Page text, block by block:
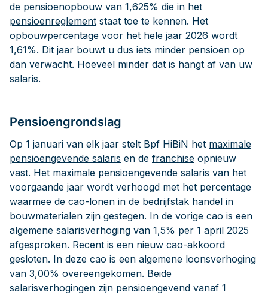
de pensioenopbouw van 1,625% die in het
pensioenreglement staat toe te kennen. Het
opbouwpercentage voor het hele jaar 2026 wordt
1,61%. Dit jaar bouwt u dus iets minder pensioen op
dan verwacht. Hoeveel minder dat is hangt af van uw
salaris.
Pensioengrondslag
Op 1 januari van elk jaar stelt Bpf HiBiN het maximale
pensioengevende salaris en de franchise opnieuw
vast. Het maximale pensioengevende salaris van het
voorgaande jaar wordt verhoogd met het percentage
waarmee de cao-lonen in de bedrijfstak handel in
bouwmaterialen zijn gestegen. In de vorige cao is een
algemene salarisverhoging van 1,5% per 1 april 2025
afgesproken. Recent is een nieuw cao-akkoord
gesloten. In deze cao is een algemene loonsverhoging
van 3,00% overeengekomen. Beide
salarisverhogingen zijn pensioengevend vanaf 1